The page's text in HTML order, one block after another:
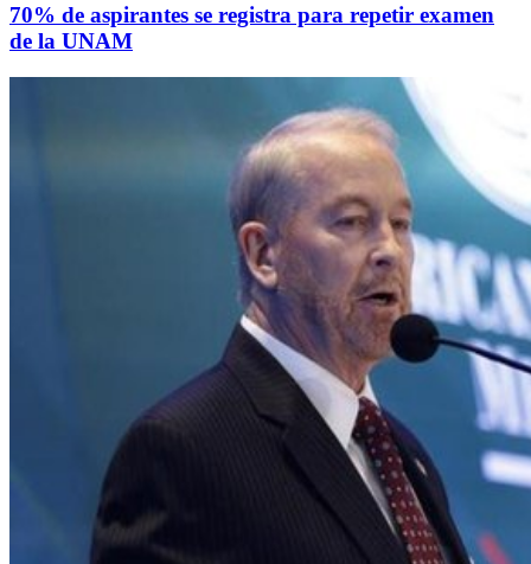
70% de aspirantes se registra para repetir examen
de la UNAM